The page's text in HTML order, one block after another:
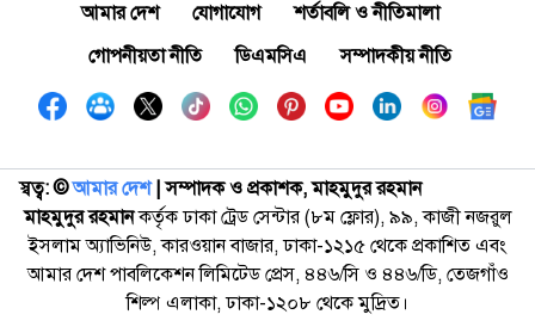
আমার দেশ যোগাযোগ
শর্তাবলি ও নীতিমালা
গোপনীয়তা নীতি
ডিএমসিএ সম্পাদকীয় নীতি
স্বত্ব: ©️আমার দেশ| সম্পাদক ও প্রকাশক, মাহমুদুর রহমান
মাহমুদুর রহমানকর্তৃক ঢাকা ট্রেড সেন্টার (৮ম ফ্লোর), ৯৯, কাজী নজরুল
ইসলাম অ্যাভিনিউ, কারওয়ান বাজার, ঢাকা-১২১৫ থেকে প্রকাশিত এবং
আমার দেশ পাবলিকেশন লিমিটেড প্রেস, ৪৪৬/সি ও ৪৪৬/ডি, তেজগাঁও
শিল্প এলাকা, ঢাকা-১২০৮ থেকে মুদ্রিত।